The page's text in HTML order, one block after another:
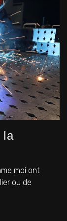
la
moi ont
ou de